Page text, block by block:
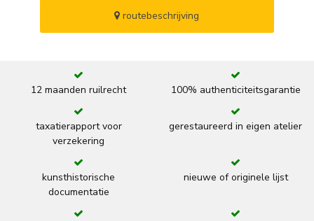
routebeschrijving
12 maanden ruilrecht 100% authenticiteitsgarantie
taxatierapport voor
verzekering
gerestaureerd in eigen atelier
kunsthistorische
documentatie
nieuwe of originele lijst